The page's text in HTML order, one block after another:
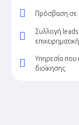
Πρόσβαση σε
Συλλογή
Υπηρεσία που
διοίκησης